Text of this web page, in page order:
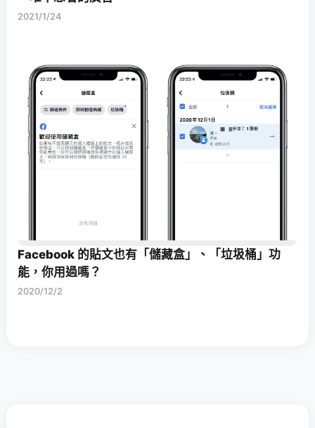
2021/1/24
Facebook 的貼文也有「儲藏盒」、「垃圾桶」功
能，你用過嗎？
2020/12/2